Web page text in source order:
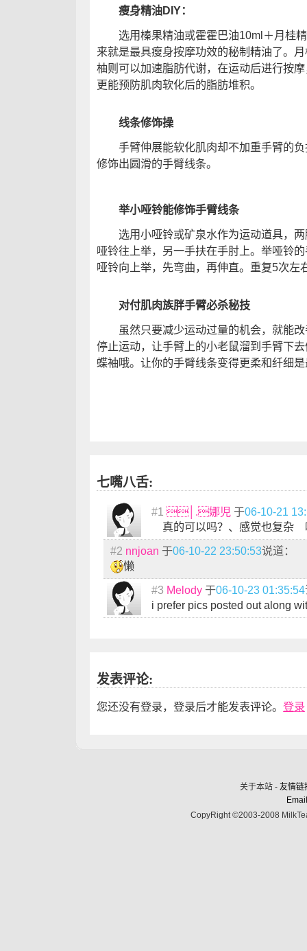
瘦身精油DIY：
选用榛果精油或霍霍巴油10ml＋月桂精
来就是最具瘦身按摩功效的秘制精油了。
柚则可以加速脂肪代谢，在运动后进行按
更能预防肌肉软化后的脂肪堆积。
线条修饰操
手臂伸展能软化肌肉却不加重手臂的负
修饰出圆滑的手臂线条。
举小哑铃能修饰手臂线条
选用小哑铃或矿泉水作为运动道具，两
哑铃往上举，另一手扶在手肘上。举哑铃
哑铃向上举，先弯曲，再伸直。重复5次左
对付肌肉族胖手臂必杀秘技
虽然只要减少运动过量的机会，就能改
停止运动，让手臂上的小老鼠溜到手臂下
蝶袖哦。让你的手臂线条变得更柔和纤细
七嘴八舌:
#1 │.娜児 于06-10-21
真的可以吗？、感觉也复杂
#2 nnjoan 于06-10-22 23:50:53说道：
懒
#3 Melody 于06-10-23 01:35:54
i prefer pics posted out along
发表评论:
您还没有登录，登录后才能发表评论。 登录
关于本站 - 友情链
CopyRight ©2003-2008